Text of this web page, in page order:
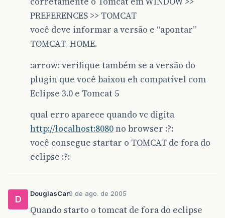
PREFERENCES >> TOMCAT
você deve informar a versão e “apontar”
TOMCAT_HOME.
:arrow: verifique também se a versão do
plugin que você baixou eh compatível com
Eclipse 3.0 e Tomcat 5
qual erro aparece quando vc digita
http://localhost:8080no browser :?:
você consegue startar o TOMCAT de fora do
eclipse :?:
D
DouglasCar9 de ago. de 2005
Quando starto o tomcat de fora do eclipse